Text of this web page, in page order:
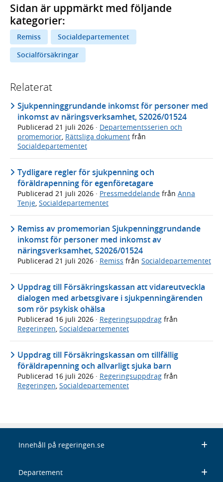
Sidan är uppmärkt med följande
kategorier:
Remiss
Socialdepartementet
Socialförsäkringar
Relaterat
Sjukpenninggrundande inkomst för personer med
inkomst av näringsverksamhet, S2026/01524
Publicerad 21 juli 2026 · Departementsserien och
promemorior, Rättsliga dokument från
Socialdepartementet
Tydligare regler för sjukpenning och
föräldrapenning för egenföretagare
Publicerad 21 juli 2026 · Pressmeddelande från Anna
Tenje Socialdepartementet
Remiss av promemorian Sjukpenninggrundande
inkomst för personer med inkomst av
näringsverksamhet, S2026/01524
Publicerad 21 juli 2026 · Remiss från Socialdepartementet
Uppdrag till Försäkringskassan att vidareutveckla
dialogen med arbetsgivare i sjukpenningärenden
som rör psykisk ohälsa
Publicerad 16 juli 2026 · Regeringsuppdrag från
Regeringen, Socialdepartementet
Uppdrag till Försäkringskassan om tillfällig
föräldrapenning och allvarligt sjuka barn
Publicerad 16 juli 2026 · Regeringsuppdrag från
Regeringen Socialdepartementet
Innehåll på regeringen.se
Departement